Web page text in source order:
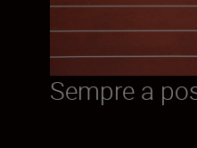
Sempre a